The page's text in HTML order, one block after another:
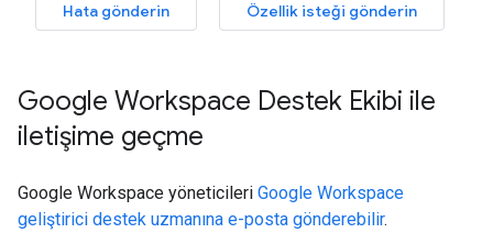
Hata gönderin
Özellik isteği gönderin
Google Workspace Destek Ekibi ile
iletişime geçme
Google Workspace yöneticileri Google Workspace
geliştirici destek uzmanına e-posta gönderebilir.